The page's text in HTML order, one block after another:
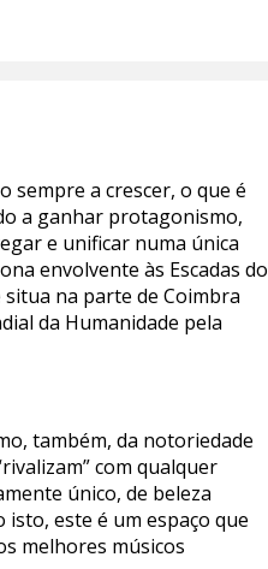
sempre a crescer, o que é
a ganhar protagonismo,
e unificar numa única
envolvente às Escadas do
na parte de Coimbra
da Humanidade pela
também, da notoriedade
com qualquer
único, de beleza
este é um espaço que
melhores músicos